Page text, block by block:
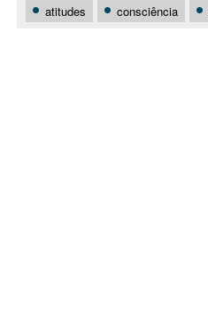
atitudes consciência